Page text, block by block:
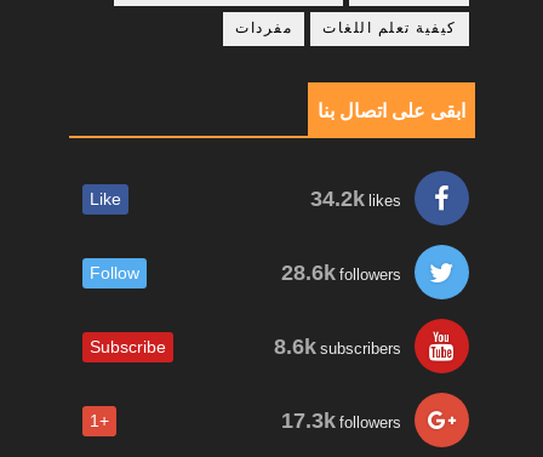
كيفية تعلم اللغات مفردات
ابقى على اتصال بنا
34.2k likes
Like
28.6k followers
Follow
8.6k subscribers
Subscribe
17.3k followers
+1